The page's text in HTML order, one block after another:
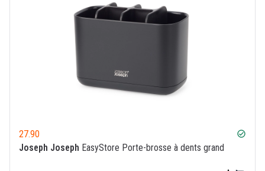
27.90 check_circle
Joseph Joseph EasyStore Porte-brosse à dents grand